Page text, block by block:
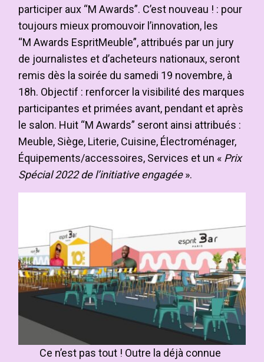
participer aux “M Awards”. C’est nouveau ! : pour
toujours mieux promouvoir l’innovation, les
“M Awards EspritMeuble”, attribués par un jury
de journalistes et d’acheteurs nationaux, seront
remis dès la soirée du samedi 19 novembre, à
18h. Objectif : renforcer la visibilité des marques
participantes et primées avant, pendant et après
le salon. Huit “M Awards” seront ainsi attribués :
Meuble, Siège, Literie, Cuisine, Électroménager,
Équipements/accessoires, Services et un « Prix
Spécial 2022 de l’initiative engagée».
Ce n’est pas tout ! Outre la déjà connue